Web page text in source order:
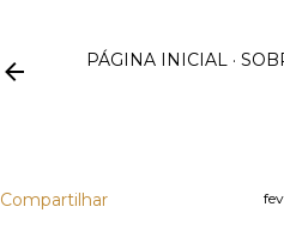
PÁGINA INICIAL
Compartilhar